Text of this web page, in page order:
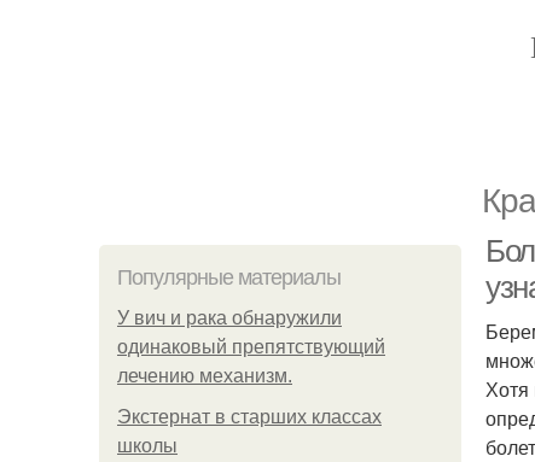
Популярные материалы
У вич и рака обнаружили
одинаковый препятствующий
лечению механизм.
Экстернат в старших классах
школы
Хотя